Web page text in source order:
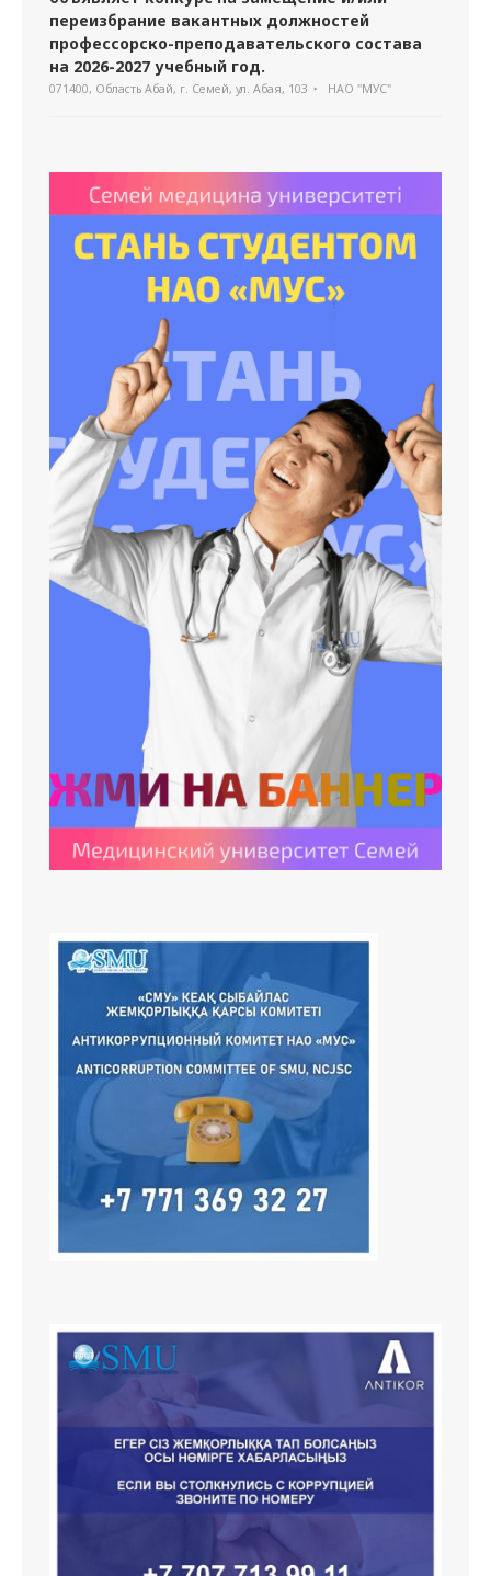
переизбрание вакантных должностей
профессорско-преподавательского состава
на 2026-2027 учебный год.
071400, Область Абай, г. Семей, ул. Абая, 103 НАО "МУС"